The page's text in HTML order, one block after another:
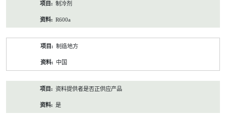
制冷剂
R600a
制造地方
中国
资料提供者是否正供应产品
是